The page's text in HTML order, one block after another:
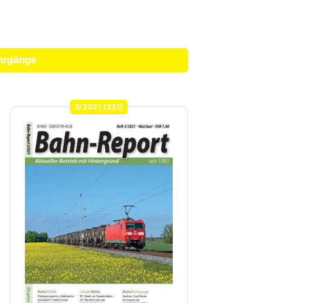
3/2021 (231)